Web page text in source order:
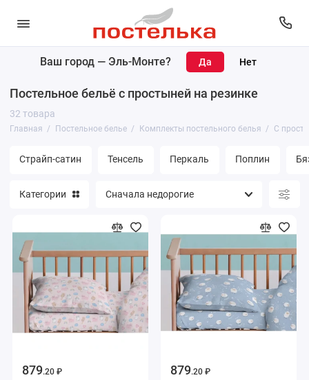
Ваш город — Эль-Монте?
Постельное бельё с простыней на резинке
32 товара
Главная Постельное белье Комплекты постельного белья С
Страйп-сатин Тенсель Перкаль Поплин
Категории
879.20 ₽ 879.20 ₽